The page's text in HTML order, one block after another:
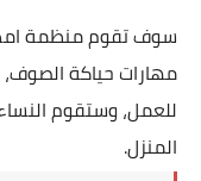
سوف تقوم منظمة
مهارات حياكة الصوف،
للعمل، وستقوم
المنزل.